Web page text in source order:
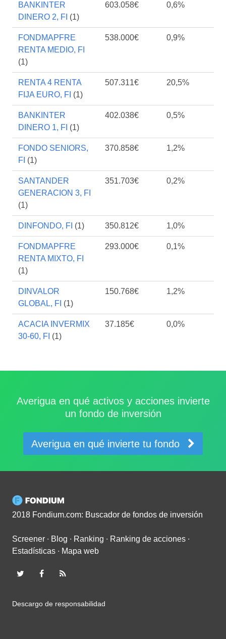
BANKINTER
DINERO 2, FI (1)
603.058€ 0,6%
FONDMAPFRE
RENTA MEDIO, FI
(1)
538.000€ 0,9%
RENTA 4 RENTA
FIJA EURO, FI (1)
507.311€ 20,5%
BANKINTER
DINERO 1, FI (1)
402.038€ 0,5%
FONDO SENIORS,
FI (1)
370.858€ 1,2%
SANTANDER
GENERACION 3, FI
(1)
351.703€ 0,2%
DINFONDO, FI (1) 350.812€ 1,0%
FONDMAPFRE
RENTA MIXTO, FI
(1)
293.000€ 0,1%
DINVALOR
GLOBAL, FI (1)
150.768€ 1,2%
ACACIA INVERMIX
30-60, FI (1)
37.185€ 0,0%
Averigua en qué activos y acciones invierte
un fondo de inversión
Averigua en qué invierte tu fondo
2018 Fondium.com: Buscador de fondos de inversión
Screener ∙ Blog ∙ Ranking ∙ Ranking de acciones ∙
Estadísticas ∙ Mapa web
Descargo de responsabilidad